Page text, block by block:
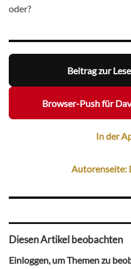
oder?
Beitrag zur
Browser-Push für
In der
Autorenseite:
Diesen Artikel beobachten
Einloggen, um Themen zu